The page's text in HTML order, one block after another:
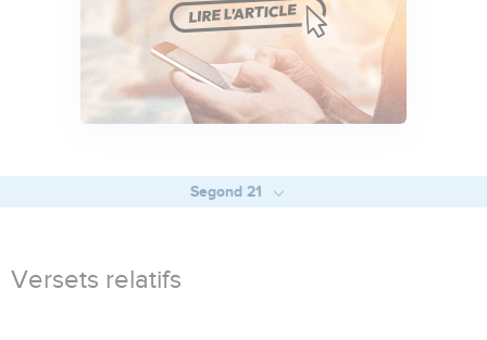
Segond 21
Versets relatifs